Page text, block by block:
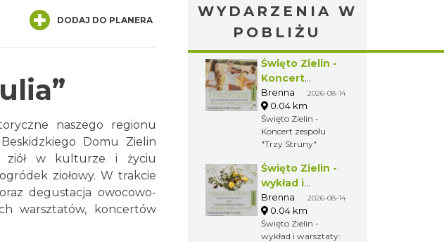
DODAJ DO PLANERA
naszego regionu
Domu Zielin
ziół w kulturze i życiu
ziołowy. W trakcie
degustacja owocowo-
warsztatów, koncertów
WYDARZENIA W
POBLIŻU
Święto Zielin -
Koncert
zespołu "Trzy
Struny"
Brenna 2026-08-14
0.04 km
Święto Zielin -
Koncert zespołu
"Trzy Struny"
Święto Zielin -
wykład i
warsztaty:
bukiety na
Zielną
Brenna 2026-08-14
0.04 km
Święto Zielin -
wykład i warsztaty: